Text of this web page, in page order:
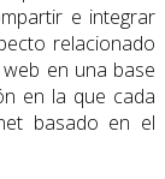
e integrar
relacionado
en una base
en la que cada
basado en el